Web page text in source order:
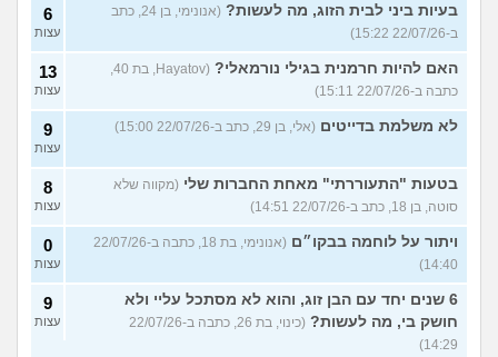
בעיות ביני לבית הזוג, מה לעשות?
(אנונימי, בן 24, כתב
ב-22/07/26 15:22)
6
עצות
האם להיות חרמנית בגילי נורמאלי?
כתבה ב-22/07/26 15:11)
13
עצות
לא משלמת בדייטים (אלי, בן 29, כתב ב-22/07/26 15:00) 9
עצות
בטעות "התעוררתי" מאחת החברות שלי (מקווה שלא
סוטה, בן 18, כתב ב-22/07/26 14:51)
8
עצות
ויתור על לוחמה בבקו״ם
(אנונימי, בת 18, כתבה ב-22/07/26
14:40)
0
עצות
6 שנים יחד עם הבן זוג, והוא לא מסתכל עליי ולא
חושק בי, מה לעשות?
(כינוי, בת 26, כתבה ב-22/07/26
14:29)
9
עצות